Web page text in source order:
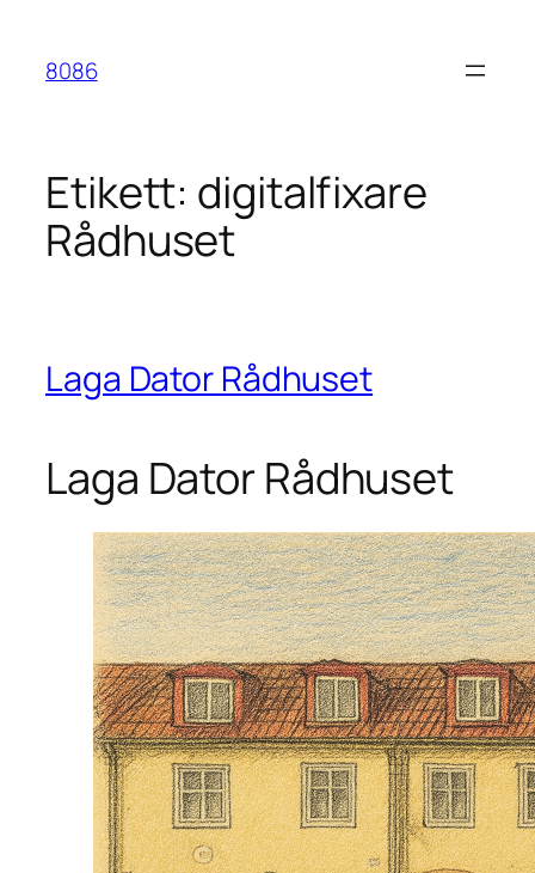
innehåll
8086
Etikett: digitalfixare
Rådhuset
Laga Dator Rådhuset
Laga Dator Rådhuset